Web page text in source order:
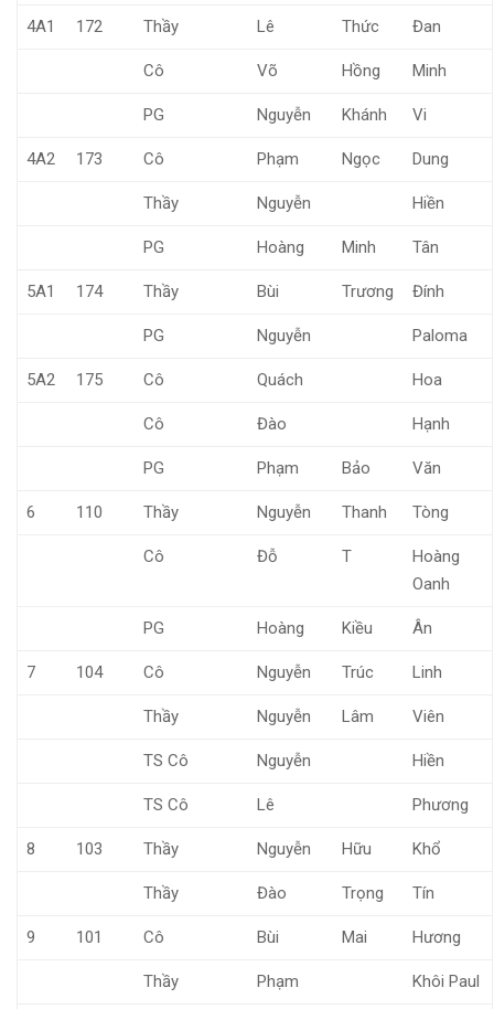
4A1 172 Thầy Lê Thức Đan
Cô Võ Hồng Minh
PG Nguyễn Khánh Vi
4A2 173 Cô Phạm Ngọc Dung
Thầy Nguyễn Hiền
PG Hoàng Minh Tân
5A1 174 Thầy Bùi Trương Đính
PG Nguyễn Paloma
5A2 175 Cô Quách Hoa
Cô Đào Hạnh
PG Phạm Bảo Văn
6 110 Thầy Nguyễn Thanh Tòng
Cô Đỗ T
Hoàng
Oanh
PG Hoàng Kiều Ân
7 104 Cô Nguyễn Trúc Linh
Thầy Nguyễn Lâm Viên
TS Cô Nguyễn Hiền
TS Cô Lê Phương
8 103 Thầy Nguyễn Hữu Khổ
Thầy Đào Trọng Tín
9 101 Cô Bùi Mai Hương
Thầy Phạm Khôi Paul